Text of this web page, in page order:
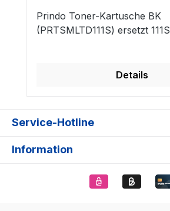
Prindo Toner-Kartusche BK
(PRTSMLTD111S) ersetzt 111S
Details
Service-Hotline
Information